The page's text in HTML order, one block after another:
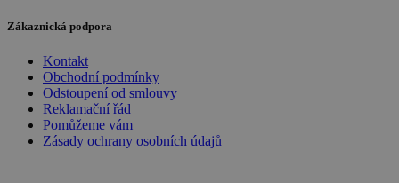
Zákaznická podpora
Kontakt
Obchodní podmínky
Odstoupení od smlouvy
Reklamační řád
Pomůžeme vám
Zásady ochrany osobních údajů